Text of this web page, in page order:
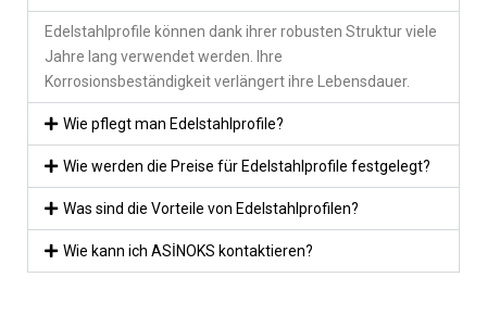
Edelstahlprofile können dank ihrer robusten Struktur viele
Jahre lang verwendet werden. Ihre
Korrosionsbeständigkeit verlängert ihre Lebensdauer.
Wie pflegt man Edelstahlprofile?
Wie werden die Preise für Edelstahlprofile festgelegt?
Was sind die Vorteile von Edelstahlprofilen?
Wie kann ich ASİNOKS kontaktieren?